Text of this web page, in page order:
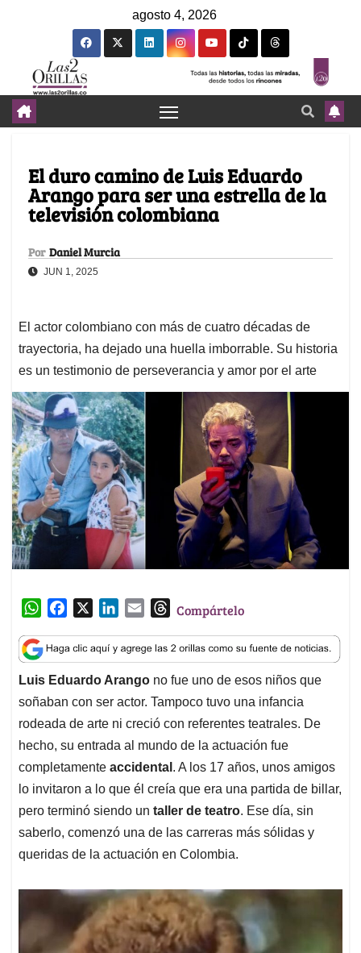
agosto 4, 2026
El duro camino de Luis Eduardo
Arango para ser una estrella de la
televisión colombiana
Por Daniel Murcia
JUN 1, 2025
El actor colombiano con más de cuatro décadas de
trayectoria, ha dejado una huella imborrable. Su historia
es un testimonio de perseverancia y amor por el arte
W
a
t
s
A
p
p
c
e
b
o
o
k
n
k
e
d
I
n
a
i
l
T
r
e
a
d
s
Compártelo
Luis Eduardo Arango no fue uno de esos niños que
soñaban con ser actor. Tampoco tuvo una infancia
rodeada de arte ni creció con referentes teatrales. De
hecho, su entrada al mundo de la actuación fue
completamente accidental . A los 17 años, unos amigos
lo invitaron a lo que él creía que era una partida de billar,
pero terminó siendo un taller de teatro. Ese día, sin
saberlo, comenzó una de las carreras más sólidas y
queridas de la actuación en Colombia.